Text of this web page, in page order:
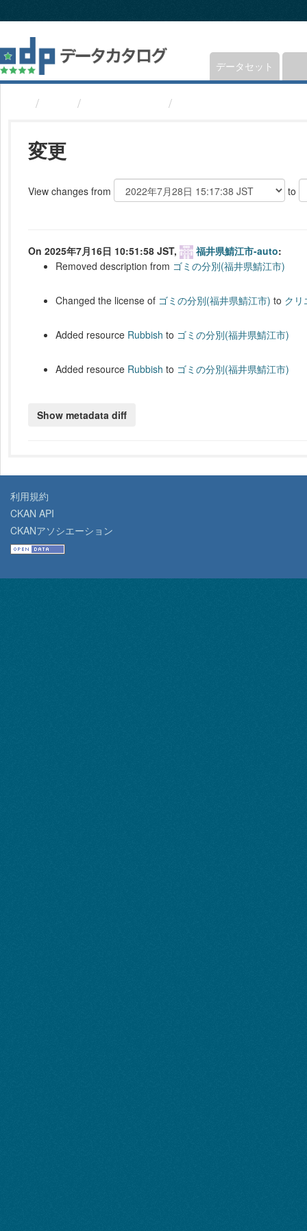
キ
プ
し
て
データセット
変更
View changes from to
On 2025年7月16日 10:51:58 JST, 福井県鯖江市-auto:
Removed description from ゴミの分別(福井県鯖江市)
Changed the license of ゴミの分別(福井県鯖江市) to クリ
Added resource Rubbish to ゴミの分別(福井県鯖江市)
Added resource Rubbish to ゴミの分別(福井県鯖江市)
利用規約
CKAN API
CKANアソシエーション